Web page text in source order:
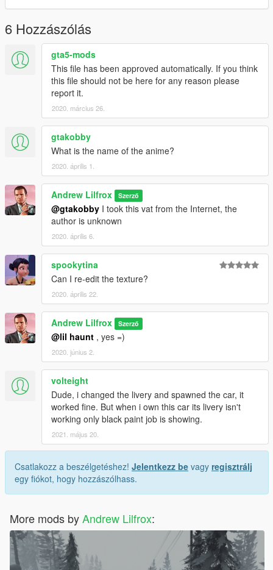
6 Hozzászólás
gta5-mods
This file has been approved automatically. If you think
this file should not be here for any reason please
report it.
2020. március 26.
gtakobby
What is the name of the anime?
2020. április 1.
Andrew Lilfrox Szerző
@gtakobby I took this vat from the Internet, the
author is unknown
2020. április 6.
spookytina
Can I re-edit the texture?
2020. április 22.
Andrew Lilfrox Szerző
@lil haunt , yes =)
2020. június 2.
volteight
Dude, i changed the livery and spawned the car, it
worked fine. But when i own this car its livery isn't
working only black paint job is showing.
2021. május 20.
Csatlakozz a beszélgetéshez! Jelentkezz be vagy regisztrálj
egy fiókot, hogy hozzászólhass.
More mods byAndrew Lilfrox: